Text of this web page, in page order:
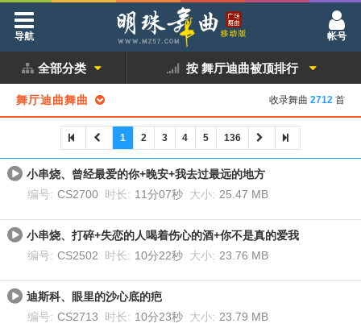
导航 帐号
全部分类 按 舞厅迪曲被顶排行
舞厅迪曲舞曲 收录舞曲 2712 首
1 2 3 4 5 136
小串烧、曾经最爱的你+晚安+我去过最远的地方
编号: CS2700 时长: 11分07秒 大小: 25.47 MB
小串烧、打碎+失恋的人喝着伤心的酒+你不是真的爱我
编号: CS2502 时长: 10分22秒 大小: 23.76 MB
迪斯科、眼里的沙心底的疤
编号: CS2713 时长: 10分23秒 大小: 23.79 MB